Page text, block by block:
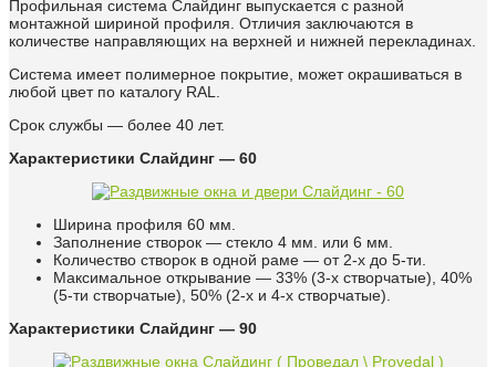
Профильная система Слайдинг выпускается с разной
монтажной шириной профиля. Отличия заключаются в
количестве направляющих на верхней и нижней перекладинах.
Система имеет полимерное покрытие, может окрашиваться в
любой цвет по каталогу RAL.
Срок службы — более 40 лет.
Характеристики Слайдинг — 60
Ширина профиля 60 мм.
Заполнение створок — стекло 4 мм. или 6 мм.
Количество створок в одной раме — от 2-х до 5-ти.
Максимальное открывание — 33% (3-х створчатые), 40%
(5-ти створчатые), 50% (2-х и 4-х створчатые).
Характеристики Слайдинг — 90